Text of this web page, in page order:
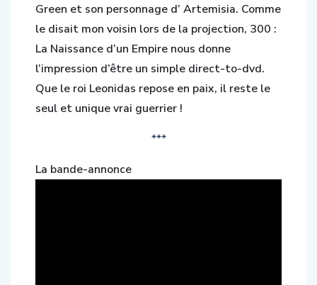
Green et son personnage d’ Artemisia. Comme
le disait mon voisin lors de la projection, 300 :
La Naissance d’un Empire nous donne
l’impression d’être un simple direct-to-dvd.
Que le roi Leonidas repose en paix, il reste le
seul et unique vrai guerrier !
***
La bande-annonce